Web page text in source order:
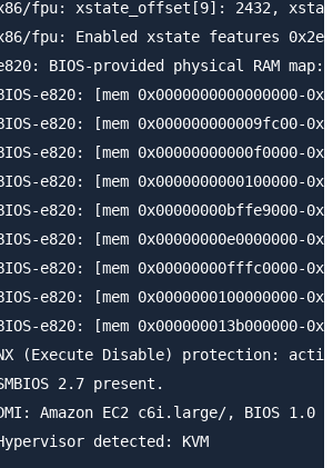
fpu: xstate_offset[9]: 2432,
fpu: Enabled xstate features
BIOS-provided physical RAM map:
e820: [mem 0x0000000000000000-
e820: [mem 0x000000000009fc00-
e820: [mem 0x00000000000f0000-
e820: [mem 0x0000000000100000-
e820: [mem 0x00000000bffe9000-
e820: [mem 0x00000000e0000000-
e820: [mem 0x00000000fffc0000-
e820: [mem 0x0000000100000000-
e820: [mem 0x000000013b000000-
(Execute Disable) protection:
2.7 present.
Amazon EC2 c6i.large/, BIOS 1.0
detected: KVM